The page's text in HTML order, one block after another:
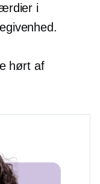
i
hørt af